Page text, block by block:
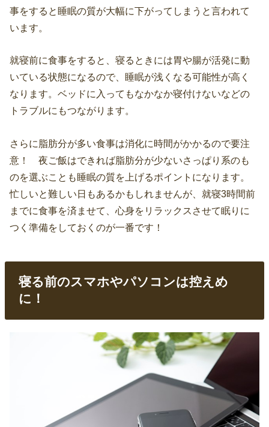
事をすると睡眠の質が大幅に下がってしまうと言われて
います。
就寝前に食事をすると、寝るときには胃や腸が活発に動
いている状態になるので、睡眠が浅くなる可能性が高く
なります。ベッドに入ってもなかなか寝付けないなどの
トラブルにもつながります。
さらに脂肪分が多い食事は消化に時間がかかるので要注
意！ 夜ご飯はできれば脂肪分が少ないさっぱり系のも
のを選ぶことも睡眠の質を上げるポイントになります。
忙しいと難しい日もあるかもしれませんが、就寝3時間前
までに食事を済ませて、心身をリラックスさせて眠りに
つく準備をしておくのが一番です！
寝る前のスマホやパソコンは控えめ
に！